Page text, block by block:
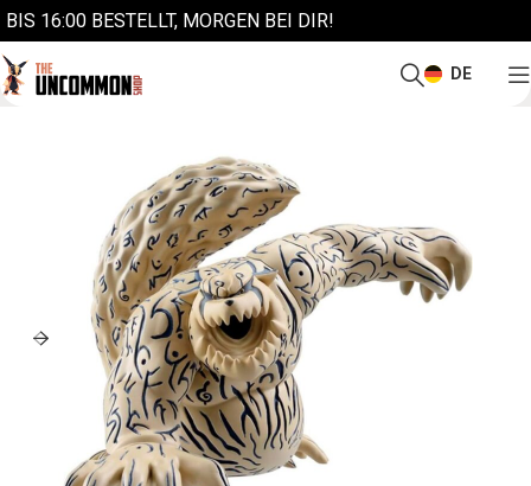
BIS 16:00 BESTELLT, MORGEN BEI DIR!
DE